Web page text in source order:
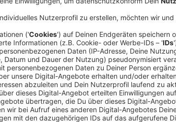
Die PFD, die Sender bzw. der
Werbespots bzw. des jeweiligen
Kundenbeleg überlassen. Die PFD
eine weitergehende Nutzung nicht
Sendeunterlagen werden erbeten an
FUNK-KOMBI WEST c/o PFD
Spotproduktion
Für die Produktion Ihres Funkspots